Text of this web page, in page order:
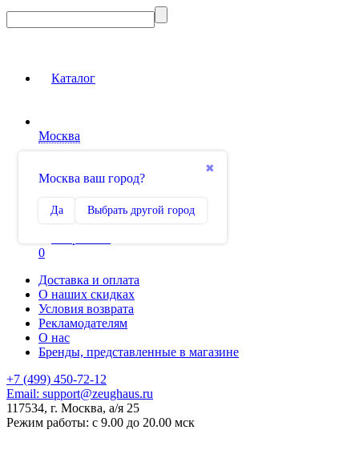
Каталог
Москва
✖
Москва ваш город?
Да Выбрать другой город
Сравнение
0
Доставка и оплата
О наших скидках
Условия возврата
Рекламодателям
О нас
Бренды, представленные в магазине
+7 (499) 450-72-12
Email: support@zeughaus.ru
117534, г. Москва, а/я 25
Режим работы: с 9.00 до 20.00 мск